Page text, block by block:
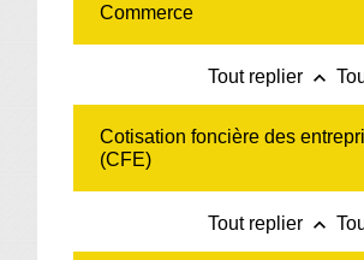
Commerce
Tout replier keyboard_arrow_up
Cotisation foncière des
(CFE)
Tout replier keyboard_arrow_up